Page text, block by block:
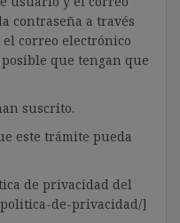
contraseña a través
correo electrónico
que tengan que
suscrito.
este trámite pueda
de privacidad del
de-privacidad/]